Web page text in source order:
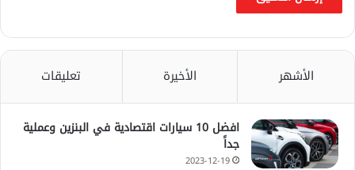
الأشهر الأخيرة تعليقات
افضل 10 سيارات اقتصادية في البنزين وعملية
جداً
2023-12-19